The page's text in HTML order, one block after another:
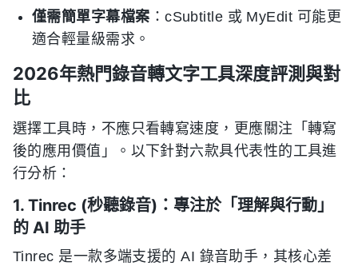
僅需簡單字幕檔案 ：cSubtitle 或 MyEdit 可能更
適合輕量級需求。
2026年熱門錄音轉文字工具深度評測與對
比
選擇工具時，不應只看轉寫速度，更應關注「轉寫
後的應用價值」。以下針對六款具代表性的工具進
行分析：
1. Tinrec (秒聽錄音)：專注於「理解與行動」
的 AI 助手
Tinrec 是一款多端支援的 AI 錄音助手，其核心差